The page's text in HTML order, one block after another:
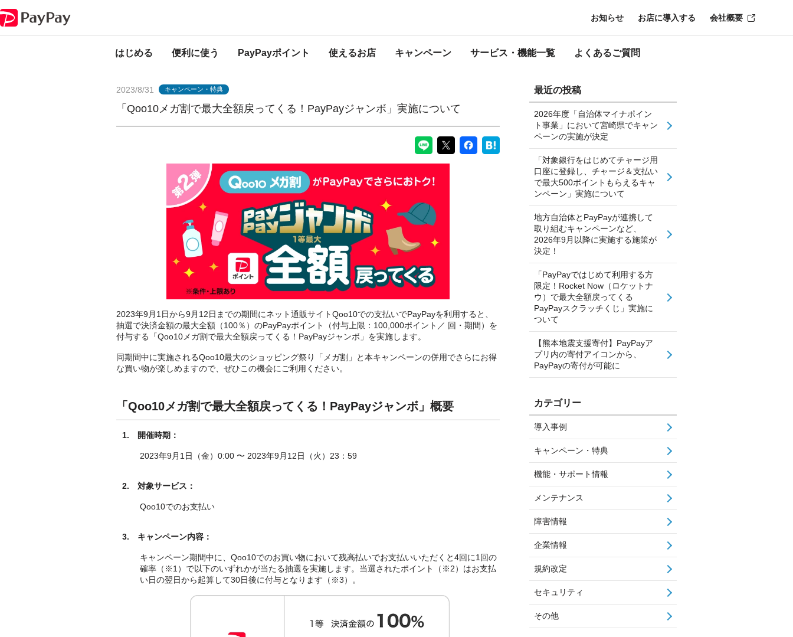
はじめる 便利に使う PayPayポイント 使えるお店 キャンペーン サービス・機能一覧 よくあるご質問
お知らせ お店に導入する 会社概要
PayPayからのお知らせ
2023/8/31 キャンペーン・特典
「Qoo10メガ割で最大全額戻ってくる！PayPayジャンボ」実施について
2023年9月1日から9月12日までの期間にネット通販サイトQoo10での支払いでPayPayを利用すると、
抽選で決済金額の最大全額（100％）のPayPayポイント（付与上限：100,000ポイント／ 回・期間）を
付与する「Qoo10メガ割で最大全額戻ってくる！PayPayジャンボ」を実施します。
同期間中に実施されるQoo10最大のショッピング祭り「メガ割」と本キャンペーンの併用でさらにお得
な買い物が楽しめますので、ぜひこの機会にご利用ください。
「Qoo10メガ割で最大全額戻ってくる！PayPayジャンボ」概要
1. 開催時期：
2023年9月1日（金）0:00 〜 2023年9月12日（火）23：59
2. 対象サービス：
Qoo10でのお支払い
3. キャンペーン内容：
キャンペーン期間中に、Qoo10でのお買い物において残高払いでお支払いいただくと4回に1回の
確率（※1）で以下のいずれかが当たる抽選を実施します。当選されたポイント（※2）はお支払
い日の翌日から起算して30日後に付与となります（※3）。
最近の投稿
2026年度「自治体マイナポイン
ト事業」において宮崎県でキャン
ペーンの実施が決定
「対象銀行をはじめてチャージ用
口座に登録し、チャージ＆支払い
で最大500ポイントもらえるキャ
ンペーン」実施について
地方自治体とPayPayが連携して
取り組むキャンペーンなど、
2026年9月以降に実施する施策が
決定！
「PayPayではじめて利用する方
限定！Rocket Now（ロケットナ
ウ）で最大全額戻ってくる
PayPayスクラッチくじ」実施に
ついて
【熊本地震支援寄付】PayPayア
プリ内の寄付アイコンから、
PayPayの寄付が可能に
カテゴリー
導入事例
キャンペーン・特典
機能・サポート情報
メンテナンス
障害情報
企業情報
規約改定
セキュリティ
その他